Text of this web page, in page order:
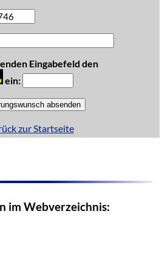
Eingabefeld den
ein:
zur Startseite
im Webverzeichnis: